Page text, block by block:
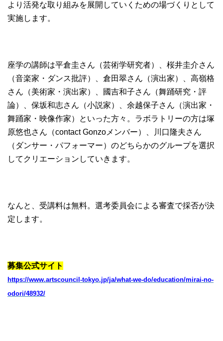
より活発な取り組みを展開していくための場づくりとして
実施します。
座学の講師は平倉圭さん（芸術学研究者）、桜井圭介さん
（音楽家・ダンス批評）、倉田翠さん（演出家）、高嶺格
さん（美術家・演出家）、國吉和子さん（舞踊研究・評
論）、保坂和志さん（小説家）、余越保子さん（演出家・
舞踊家・映像作家）といった方々。ラボラトリーの方は塚
原悠也さん（contact Gonzoメンバー）、川口隆夫さん
（ダンサー・パフォーマー）のどちらかのグループを選択
してクリエーションしていきます。
なんと、受講料は無料。選考委員会による審査で採否が決
定します。
募集公式サイト
https://www.artscouncil-tokyo.jp/ja/what-we-do/education/mirai-no-
odori/48932/